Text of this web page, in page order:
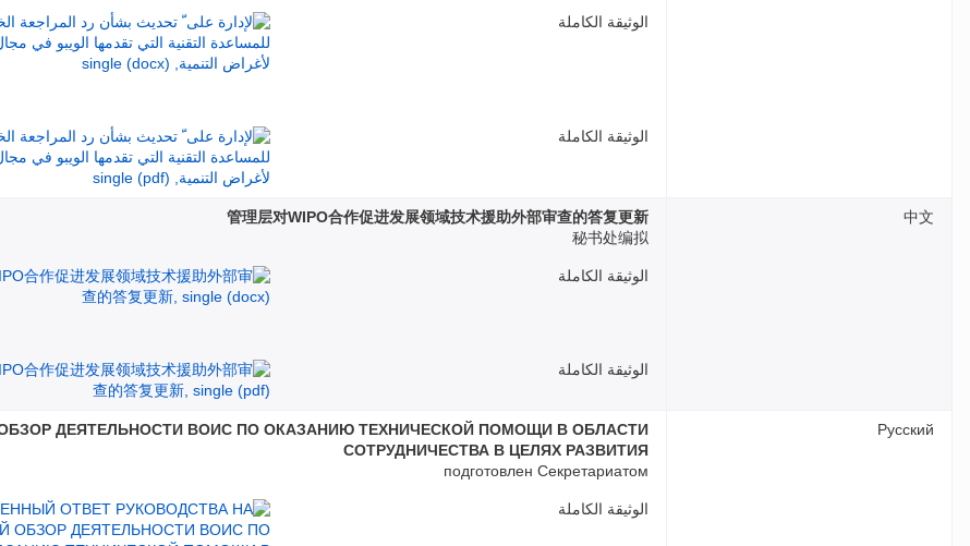
الوثيقة الكاملة
الوثيقة الكاملة
中文
管理层对WIPO合作促进发展领域技术援助外部审查的答复更新
秘书处编拟
الوثيقة الكاملة
الوثيقة الكاملة
Русский
ДЕЯТЕЛЬНОСТИ ВОИС ПО ОКАЗАНИЮ ТЕХНИЧЕСКОЙ ПОМОЩИ В ОБЛАСТИ
СОТРУДНИЧЕСТВА В ЦЕЛЯХ РАЗВИТИЯ
подготовлен Секретариатом
الوثيقة الكاملة